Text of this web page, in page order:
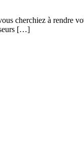
cherchiez à rendre
[…]